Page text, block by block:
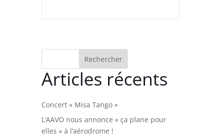
Rechercher
Articles récents
Concert « Misa Tango »
L’AAVO nous annonce « ça plane pour
elles » à l’aérodrome !